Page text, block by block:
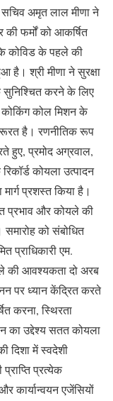
अमृत लाल मीणा ने
फर्मों को आकर्षित
कोविड के पहले की
श्री मीणा ने सुरक्षा
करने के लिए
कोकिंग कोल मिशन के
है। रणनीतिक रूप
हुए, प्रमोद अग्रवाल,
कोयला उत्पादन
प्रशस्त किया है।
प्रभाव और कोयले की
को संबोधित
प्राधिकारी एम.
की आवश्यकता दो अरब
पर ध्यान केंद्रित करते
करना, स्थिरता
का उद्देश्य सतत कोयला
दिशा में स्वदेशी
प्रत्येक
कार्यान्वयन एजेंसियों